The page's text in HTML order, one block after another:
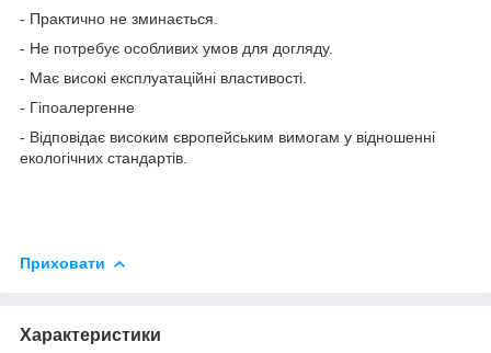
- Практично не зминається.
- Не потребує особливих умов для догляду.
- Має високі експлуатаційні властивості.
- Гіпоалергенне
- Відповідає високим європейським вимогам у відношенні
екологічних стандартів.
Приховати
Характеристики